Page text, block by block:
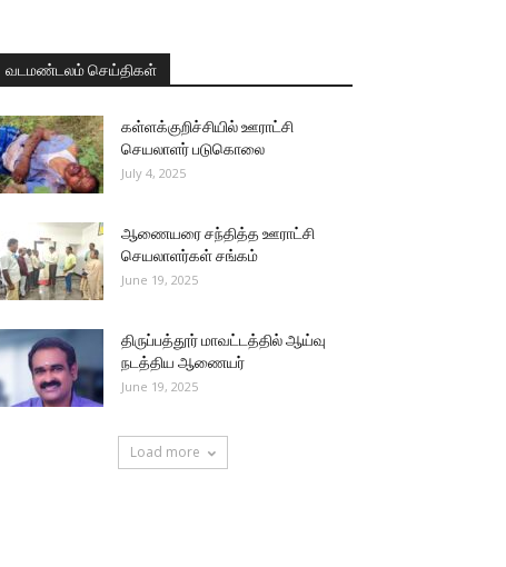
வடமண்டலம் செய்திகள்
கள்ளக்குறிச்சியில் ஊராட்சி
செயலாளர் படுகொலை
July 4, 2025
ஆணையரை சந்தித்த ஊராட்சி
செயலாளர்கள் சங்கம்
June 19, 2025
திருப்பத்தூர் மாவட்டத்தில் ஆய்வு
நடத்திய ஆணையர்
June 19, 2025
Load more